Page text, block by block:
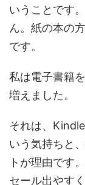
いうことです
ん。紙の本の
です。
私は電子書籍
増えました。
それは、
いう気持ちと
トが理由です
セール出やす